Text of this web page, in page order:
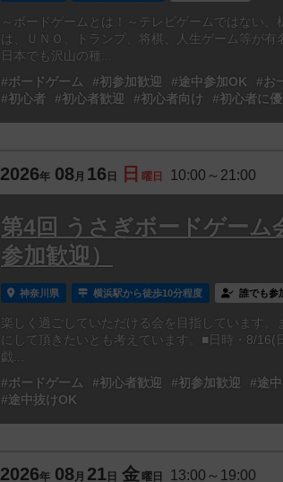
～ボードゲームとは！～テレビゲームではない
は、ＵＮＯ、トランプ、将棋、人生ゲーム等が有
日本でも沢山の種...
#ボードゲーム
#初参加歓迎 #途中参加OK #お
#初心者
#初心者歓迎 #初心者向け #初心者に
2026年 08月 16 日 日 曜日 10:00～21:00
第4回 うさぎボードゲーム
参加歓迎）
神奈川県 横浜駅から徒歩10分程度 誰でも参
楽しく過ごしていただける会を目指しています
にして頂きたいとも考えています。■日時・8/
戯...
#ボードゲーム
#初心者歓迎 #初参加歓迎 #途
#途中抜けOK
2026年 08月 21 日 金 曜日 13:00～19:00